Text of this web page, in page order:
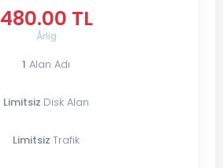
480.00 TL
Årlig
1 Alan Adı
Limitsiz Disk Alan
Limitsiz Trafik